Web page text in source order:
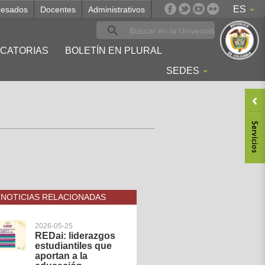
ES
Docentes Administrativos
BOLETÍN EN PLURAL
SEDES
NOTICIAS RELACIONADAS
2026-05-25
REDai: liderazgos
estudiantiles que
aportan a la